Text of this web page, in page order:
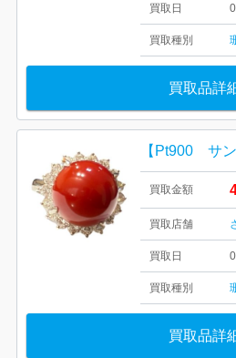
買取日
買取種別
買取品詳
買取金額
買取店舗
買取日
買取種別
買取品詳